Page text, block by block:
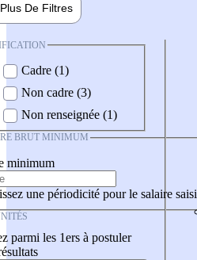
Plus De Filtres
Cadre (1)
Non cadre (3)
Non renseignée (1)
BRUT MINIMUM
minimum
une périodicité pour le salaire saisi
parmi les 1ers à postuler